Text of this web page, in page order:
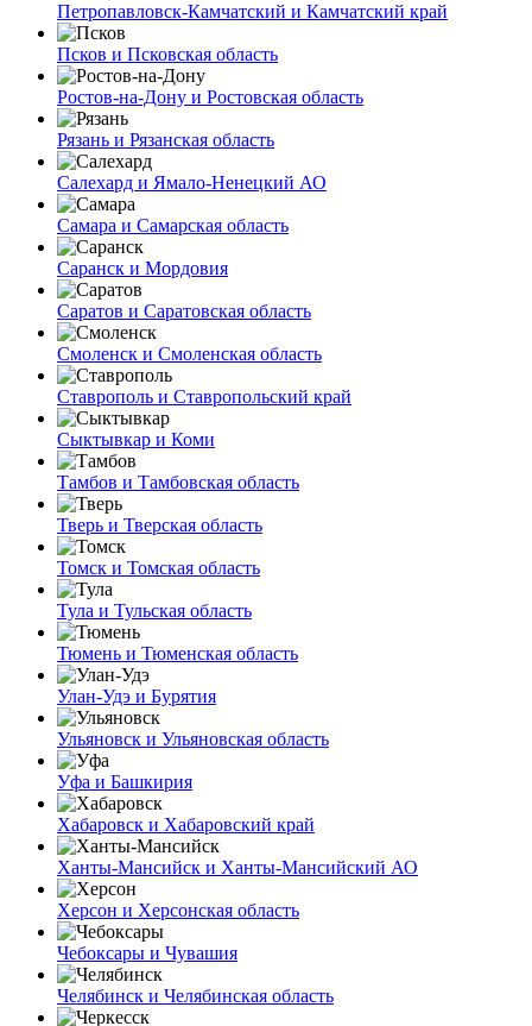
Петропавловск-Камчатский и Камчатский край
Псков и Псковская область
Ростов-на-Дону и Ростовская область
Рязань и Рязанская область
Салехард и Ямало-Ненецкий АО
Самара и Самарская область
Саранск и Мордовия
Саратов и Саратовская область
Смоленск и Смоленская область
Ставрополь и Ставропольский край
Сыктывкар и Коми
Тамбов и Тамбовская область
Тверь и Тверская область
Томск и Томская область
Тула и Тульская область
Тюмень и Тюменская область
Улан-Удэ и Бурятия
Ульяновск и Ульяновская область
Уфа и Башкирия
Хабаровск и Хабаровский край
Ханты-Мансийск и Ханты-Мансийский АО
Херсон и Херсонская область
Чебоксары и Чувашия
Челябинск и Челябинская область